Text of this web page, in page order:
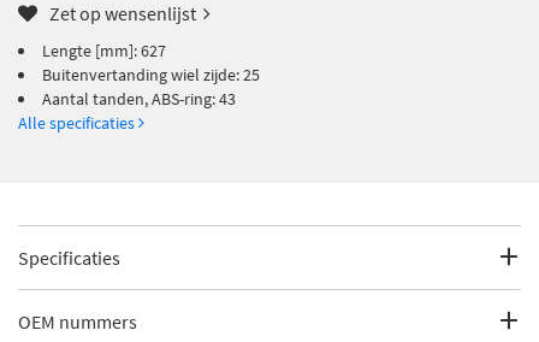
Zet op wensenlijst
Lengte [mm]: 627
Buitenvertanding wiel zijde: 25
Aantal tanden, ABS-ring: 43
Alle specificaties
Specificaties
Fabrikantcode
OEM nummers